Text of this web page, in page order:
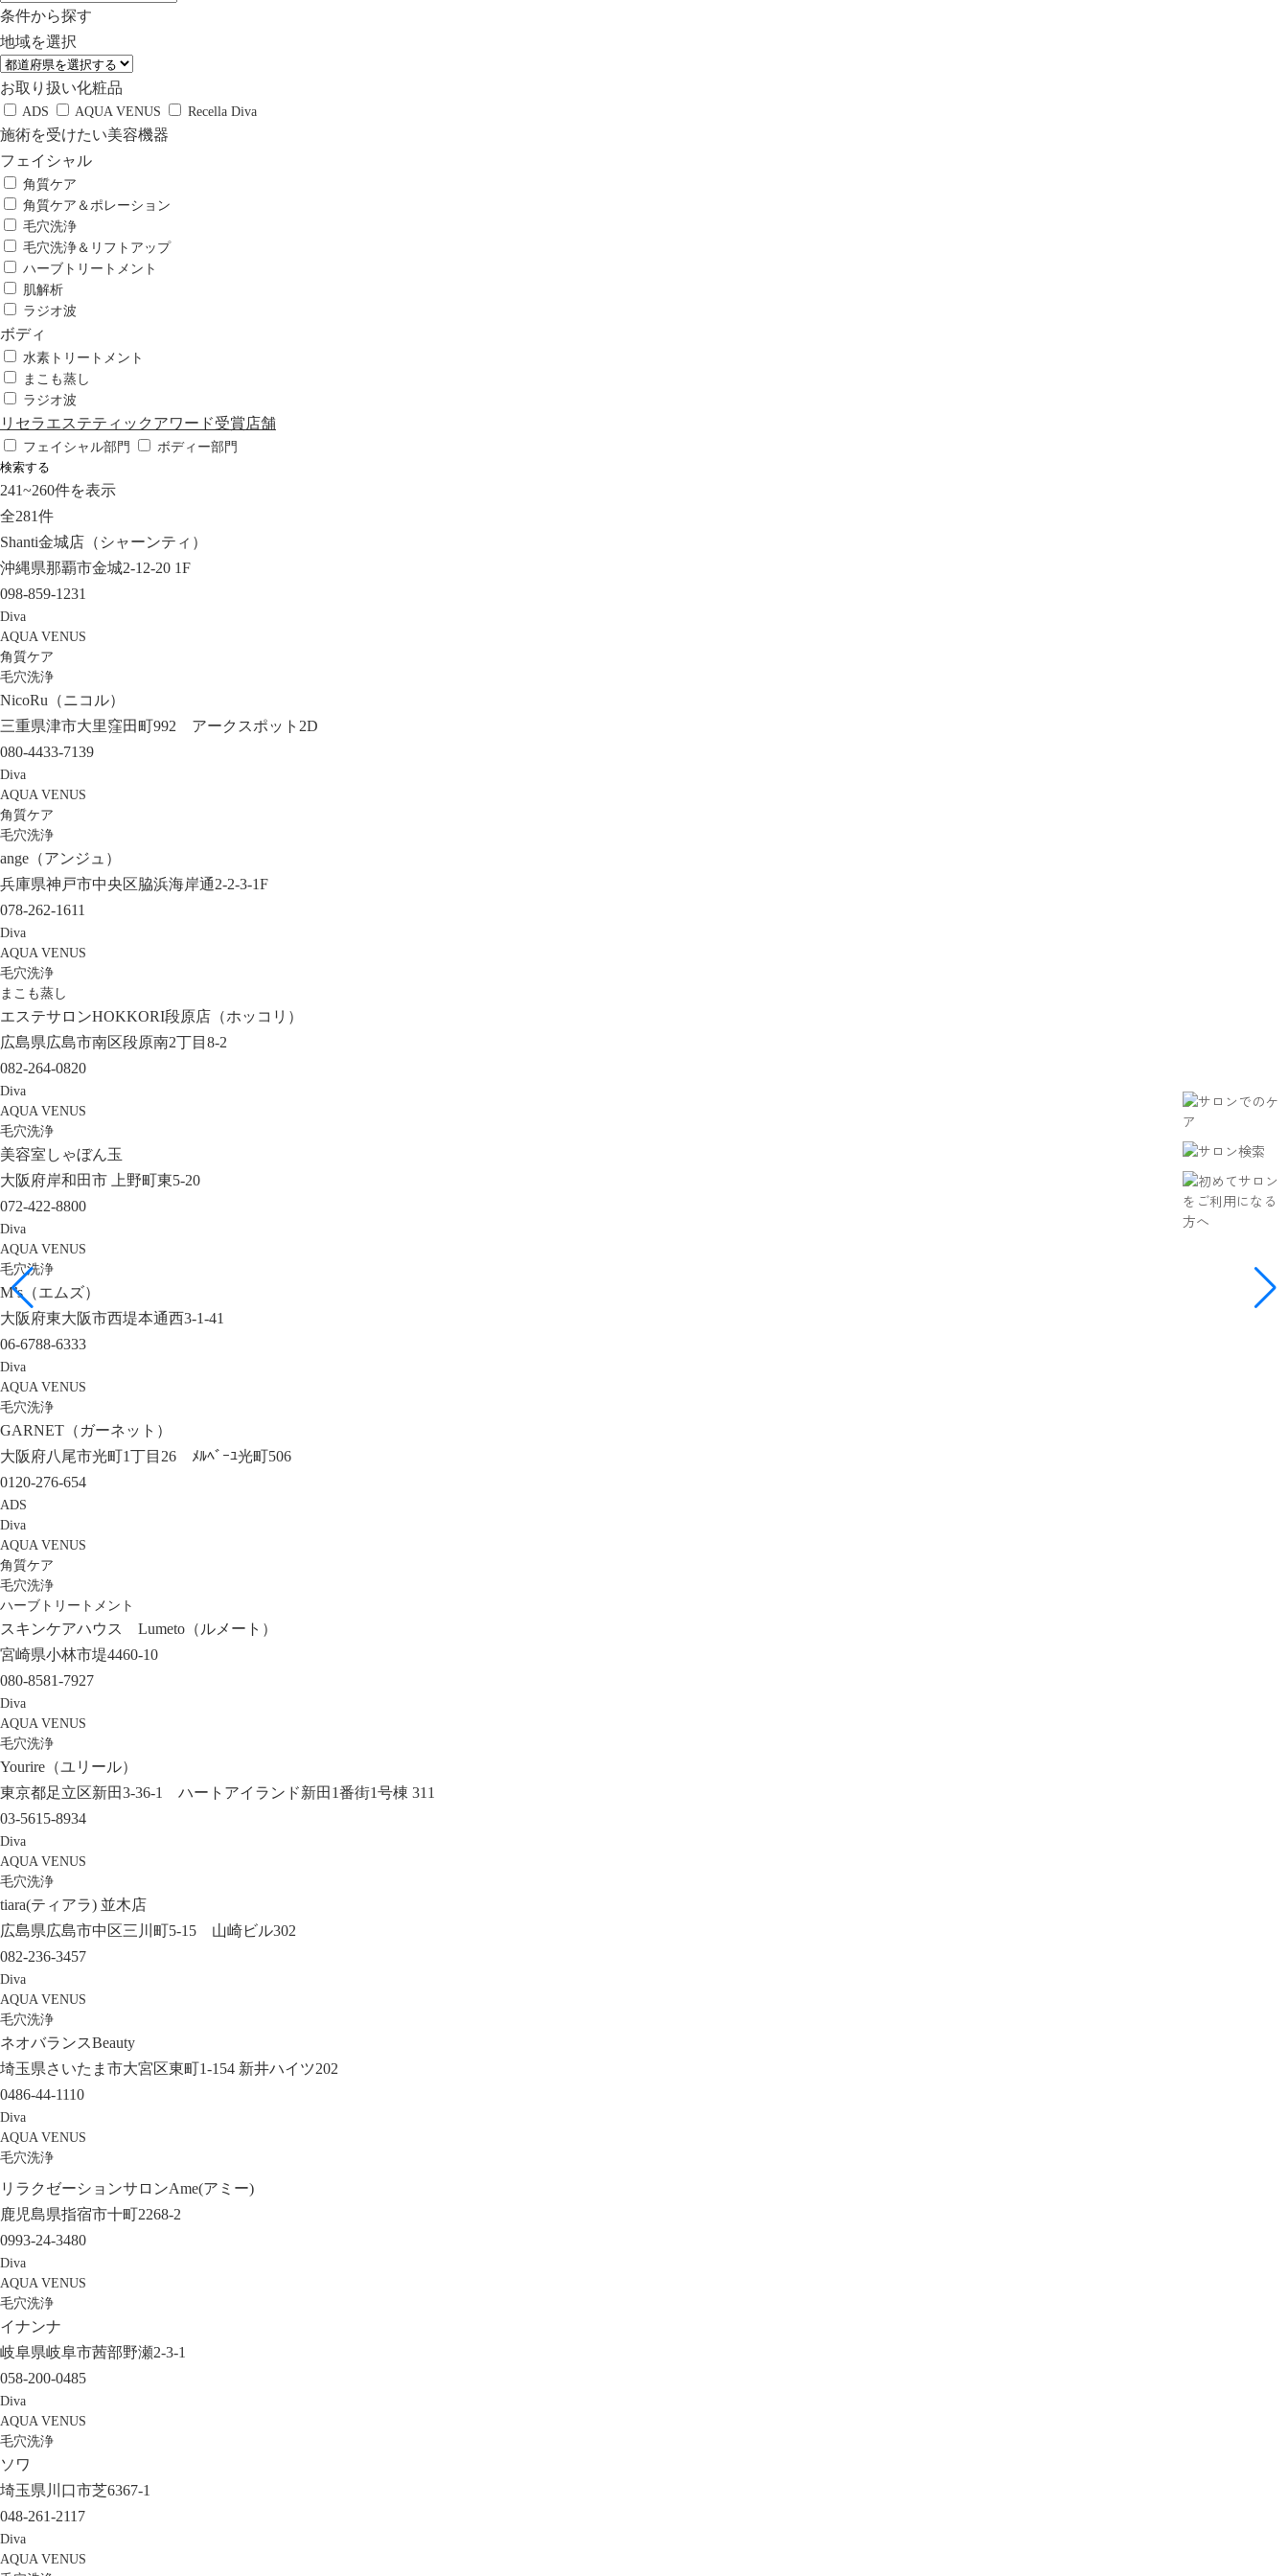
条件から探す
地域を選択
お取り扱い化粧品
ADS AQUA VENUS Recella Diva
施術を受けたい美容機器
フェイシャル
角質ケア
角質ケア＆ポレーション
毛穴洗浄
毛穴洗浄＆リフトアップ
ハーブトリートメント
肌解析
ラジオ波
ボディ
水素トリートメント
まこも蒸し
ラジオ波
リセラエステティックアワード受賞店舗
フェイシャル部門
ボディー部門
検索する
241~260件を表示
全281件
Shanti金城店（シャーンティ）
沖縄県那覇市金城2-12-20 1F
098-859-1231
Diva
AQUA VENUS
角質ケア
毛穴洗浄
NicoRu（ニコル）
三重県津市大里窪田町992 アークスポット2D
080-4433-7139
Diva
AQUA VENUS
角質ケア
毛穴洗浄
ange（アンジュ）
兵庫県神戸市中央区脇浜海岸通2-2-3-1F
078-262-1611
Diva
AQUA VENUS
毛穴洗浄
まこも蒸し
エステサロンHOKKORI段原店（ホッコリ）
広島県広島市南区段原南2丁目8-2
082-264-0820
Diva
AQUA VENUS
毛穴洗浄
美容室しゃぼん玉
大阪府岸和田市 上野町東5-20
072-422-8800
Diva
AQUA VENUS
毛穴洗浄
M’s（エムズ）
大阪府東大阪市西堤本通西3-1-41
06-6788-6333
Diva
AQUA VENUS
毛穴洗浄
GARNET（ガーネット）
大阪府八尾市光町1丁目26 ﾒﾙﾍﾞｰﾕ光町506
0120-276-654
ADS
Diva
AQUA VENUS
角質ケア
毛穴洗浄
ハーブトリートメント
スキンケアハウス Lumeto（ルメート）
宮崎県小林市堤4460-10
080-8581-7927
Diva
AQUA VENUS
毛穴洗浄
Yourire（ユリール）
東京都足立区新田3-36-1 ハートアイランド新田1番街1号棟 311
03-5615-8934
Diva
AQUA VENUS
毛穴洗浄
tiara(ティアラ) 並木店
広島県広島市中区三川町5-15 山崎ビル302
082-236-3457
Diva
AQUA VENUS
毛穴洗浄
ネオバランスBeauty
埼玉県さいたま市大宮区東町1-154 新井ハイツ202
0486-44-1110
Diva
AQUA VENUS
毛穴洗浄
リラクゼーションサロンAme(アミー)
鹿児島県指宿市十町2268-2
0993-24-3480
Diva
AQUA VENUS
毛穴洗浄
イナンナ
岐阜県岐阜市茜部野瀬2-3-1
058-200-0485
Diva
AQUA VENUS
毛穴洗浄
ソワ
埼玉県川口市芝6367-1
048-261-2117
Diva
AQUA VENUS